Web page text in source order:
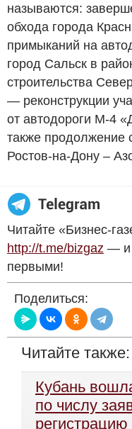
называются:
обхода города
примыканий на
город Сальск в
строительства
— реконструкции
от автодороги М-4
также продолжение
Ростов-на-Дону –
Читайте «Бизнес-
http://t.me/bizgaz — и
первыми!
Поделиться:
Читайте также:
Кубань
по числу
регистрацию